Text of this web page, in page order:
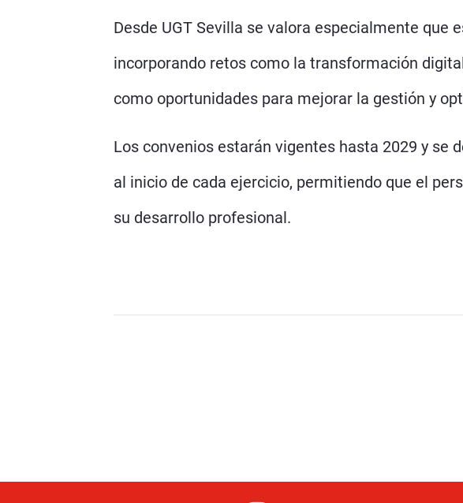
Desde UGT Sevilla se valora especialmente
incorporando retos como la transformación
como oportunidades para mejorar la gestión y
Los convenios estarán vigentes hasta 2029 y se
al inicio de cada ejercicio, permitiendo que el
su desarrollo profesional.